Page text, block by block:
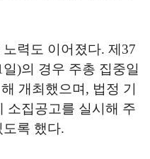
력도 이어졌다. 제37
)의 경우 주총 집중일
개최했으며, 법정 기
소집공고를 실시해 주
록 했다.